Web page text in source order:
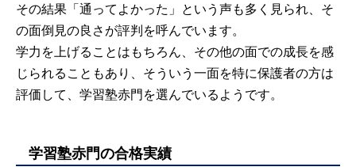
その結果「通ってよかった」という声も多く見られ、そ
の面倒見の良さが評判を呼んでいます。
学力を上げることはもちろん、その他の面での成長を感
じられることもあり、そういう一面を特に保護者の方は
評価して、学習塾赤門を選んでいるようです。
学習塾赤門の合格実績